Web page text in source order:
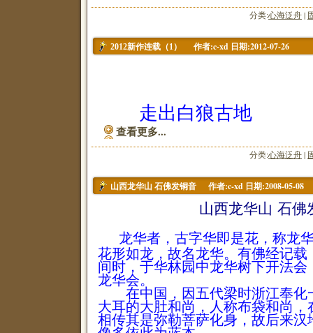
分类:心海泛舟|
2012新作连载（1） 作者:c-xd 日期:2012-07-26
走出白狼古地
查看更多...
分类:心海泛舟|
山西龙华山 石佛发铜音 作者:c-xd 日期:2008-05-08
山西龙华山 石佛
龙华者，古字华即是花，称龙
花形如龙，故名龙华。有佛经记
间时，于华林园中龙华树下开法
龙华会。
在中国，因五代梁时浙江奉化
大耳的大肚和尚，人称布袋和尚
相传其是弥勒菩萨化身，故后来